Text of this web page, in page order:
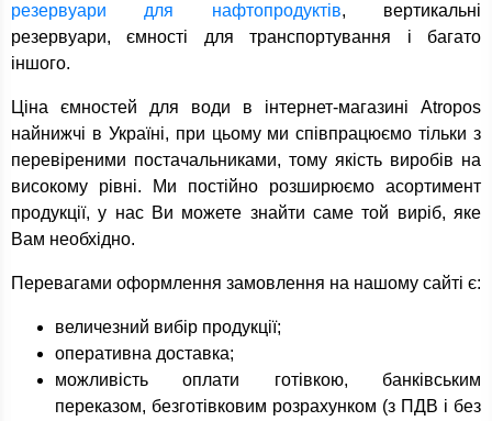
резервуари для нафтопродуктів, вертикальні
резервуари, ємності для транспортування і багато
іншого.
Ціна ємностей для води в інтернет-магазині Atropos
найнижчі в Україні, при цьому ми співпрацюємо тільки з
перевіреними постачальниками, тому якість виробів на
високому рівні. Ми постійно розширюємо асортимент
продукції, у нас Ви можете знайти саме той виріб, яке
Вам необхідно.
Перевагами оформлення замовлення на нашому сайті є:
величезний вибір продукції;
оперативна доставка;
можливість оплати готівкою, банківським
переказом, безготівковим розрахунком (з ПДВ і без